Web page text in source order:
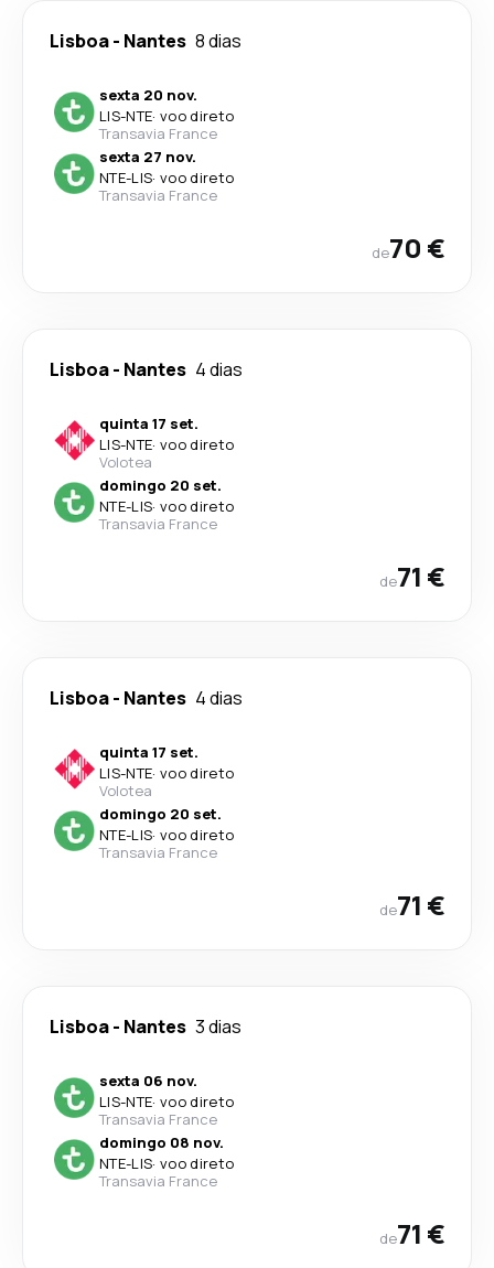
Lisboa- Nantes 8 dias
sexta 20 nov.
LIS-NTE· voo direto
Transavia France
sexta 27 nov.
NTE-LIS· voo direto
Transavia France
de70 €
Lisboa- Nantes 4 dias
quinta 17 set.
LIS-NTE· voo direto
Volotea
domingo 20 set.
NTE-LIS· voo direto
Transavia France
de71 €
Lisboa- Nantes 4 dias
quinta 17 set.
LIS-NTE· voo direto
Volotea
domingo 20 set.
NTE-LIS· voo direto
Transavia France
de71 €
Lisboa- Nantes 3 dias
sexta 06 nov.
LIS-NTE· voo direto
Transavia France
domingo 08 nov.
NTE-LIS· voo direto
Transavia France
de71 €